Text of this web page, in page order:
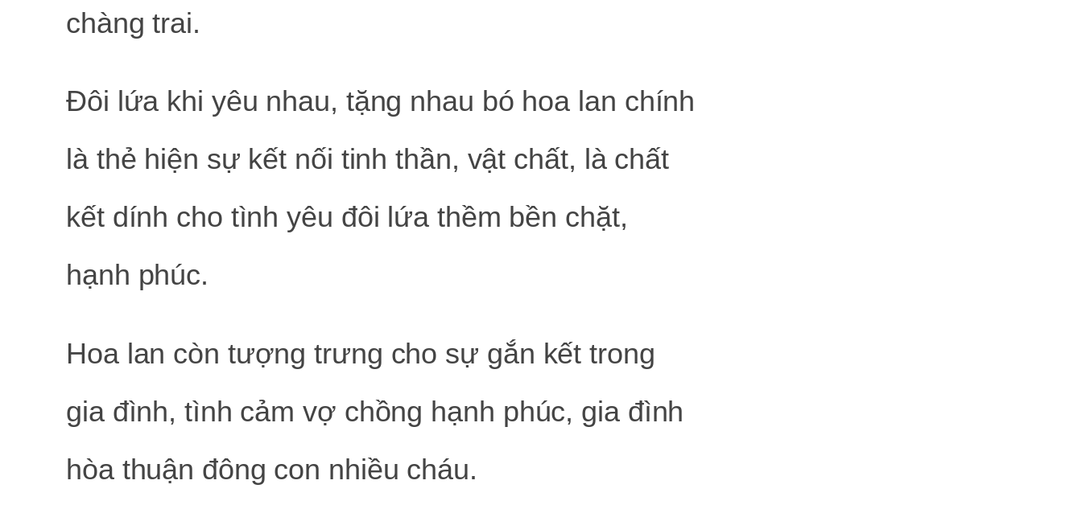
chàng trai.
Đôi lứa khi yêu nhau, tặng nhau bó hoa lan chính
là thẻ hiện sự kết nối tinh thần, vật chất, là chất
kết dính cho tình yêu đôi lứa thềm bền chặt,
hạnh phúc.
Hoa lan còn tượng trưng cho sự gắn kết trong
gia đình, tình cảm vợ chồng hạnh phúc, gia đình
hòa thuận đông con nhiều cháu.